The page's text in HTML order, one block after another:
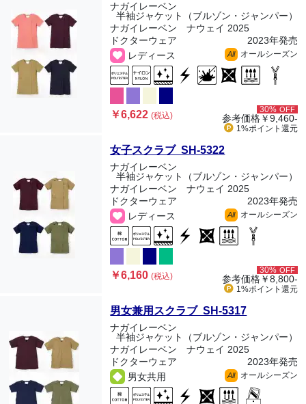
ナガイレーベン
半袖ジャケット（ブルゾン・ジャンパー）
ナガイレーベン ナウェイ 2025
ドクターウェア
2023年発売
レディース
All オールシーズン
￥6,622(税込)
30% OFF
参考価格￥9,460-
1%ポイント 還元
女子スクラブ SH-5322
ナガイレーベン
半袖ジャケット（ブルゾン・ジャンパー）
ナガイレーベン ナウェイ 2025
ドクターウェア
2023年発売
レディース
All オールシーズン
￥6,160(税込)
30% OFF
参考価格￥8,800-
1%ポイント 還元
男女兼用スクラブ SH-5317
ナガイレーベン
半袖ジャケット（ブルゾン・ジャンパー）
ナガイレーベン ナウェイ 2025
ドクターウェア
2023年発売
男女共用
All オールシーズン